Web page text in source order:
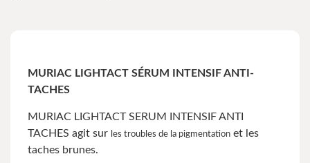
MURIAC LIGHTACT SÉRUM INTENSIF ANTI-
TACHES
MURIAC LIGHTACT SERUM INTENSIF ANTI
TACHES agit sur les troubles de la pigmentation et les
taches brunes.